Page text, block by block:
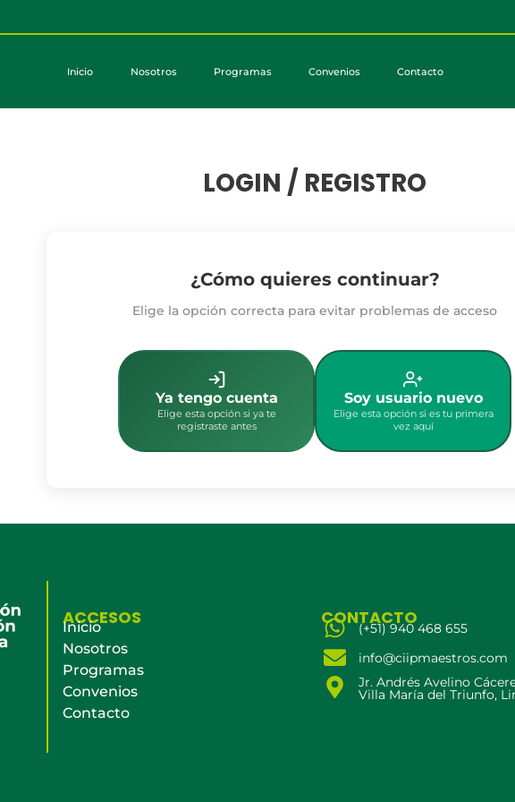
Inicio Nosotros Programas Convenios Contacto
LOGIN / REGISTRO
¿Cómo quieres continuar?
Elige la opción correcta para evitar problemas de acceso
Ya tengo cuenta
Elige esta opción si ya te
registraste antes
Soy usuario nuevo
Elige esta opción si es tu primera
vez aquí
ACCESOS
Inicio
Nosotros
Programas
Convenios
Contacto
CONTACTO
(+51) 940 468 655
info@ciipmaestros.com
Jr. Andrés Avelino
Villa María del Triunfo,